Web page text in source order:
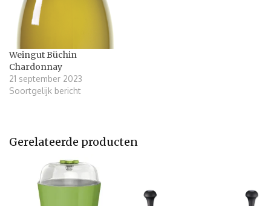
Weingut Büchin
Chardonnay
21 september 2023
Soortgelijk bericht
Gerelateerde producten